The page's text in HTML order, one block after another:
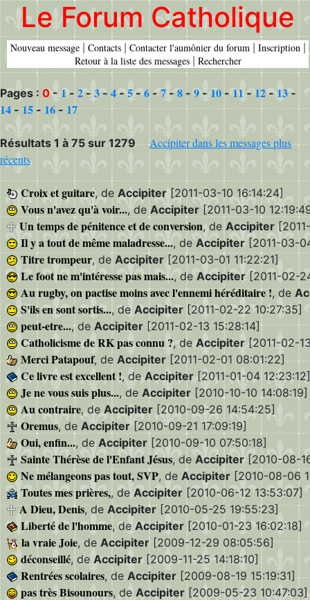
Le Forum Catholique
Nouveau message| Contacts| Contacter l'aumônier du forum| Inscription|
Retour à la liste des messages| Rechercher
Pages : 0 - 1- 2- 3- 4 - 5-6 -7 -8 - 9 - 10 -11- 12 - 13-
14 - 15- 16 - 17
Résultats 1 à 75 sur 1279
Accipiter dans les messages plus
récents
Croix et guitare, de Accipiter [2011-03-10 16:14:24]
Vous n'avez qu'à voir..., de Accipiter [2011-03-10
Un temps de pénitence et de conversion, de Accipiter
Il y a tout de même maladresse..., de Accipiter [2011-03-
Titre trompeur, de Accipiter [2011-03-01 11:22:21]
Le foot ne m'intéresse pas mais..., de Accipiter[2011-02-
Au rugby, on pactise moins avec l'ennemi héréditaire !, de
S'ils en sont sortis..., deAccipiter [2011-02-22 10:27:35]
peut-etre..., de Accipiter [2011-02-13 15:28:14]
Catholicisme de RK pas connu ?, de Accipiter [2011-02-
Merci Patapouf, de Accipiter [2011-02-01 08:01:22]
Ce livre est excellent !, de Accipiter[2011-01-04 12:23:12]
Je ne vous suis plus..., de Accipiter [2010-10-10 14:08:19]
Au contraire, deAccipiter [2010-09-26 14:54:25]
Oremus, de Accipiter[2010-09-21 17:09:19]
Oui, enfin..., de Accipiter [2010-09-10 07:50:18]
Sainte Thérèse de l'Enfant Jésus, de Accipiter [2010-08-
Ne mélangeons pas tout, SVP, de Accipiter [2010-08-06
Toutes mes prières,, deAccipiter [2010-06-12 13:53:07]
A Dieu, Denis, de Accipiter [2010-05-25 19:55:23]
Liberté de l'homme, deAccipiter [2010-01-23 16:02:18]
la vraie Joie, de Accipiter[2009-12-29 08:05:56]
déconseillé, de Accipiter [2009-11-25 14:18:10]
Rentrées scolaires, de Accipiter [2009-08-19 15:19:31]
pas très Bisounours, de Accipiter [2009-05-23 10:47:03]